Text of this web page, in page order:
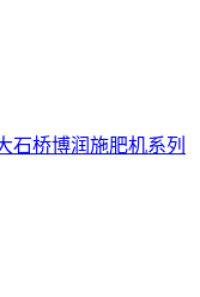
石桥博润施肥机系列